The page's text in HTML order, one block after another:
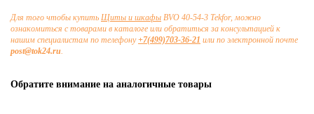
Для того чтобы купить Щиты и шкафы BVO 40-54-3 Tekfor, можно
ознакомиться с товарами в каталоге или обратиться за консультацией к
нашим специалистам по телефону+7(499)703-36-21 или по электронной почте
post@tok24.ru.
Обратите внимание на аналогичные товары